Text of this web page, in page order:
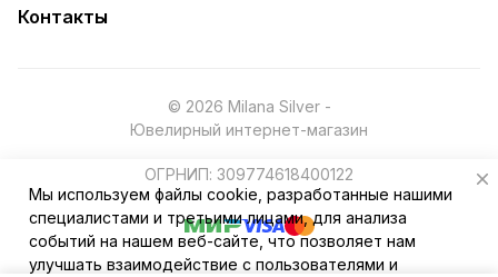
Контакты
© 2026 Milana Silver -
Ювелирный интернет-магазин
ОГРНИП: 309774618400122
Мы используем файлы cookie, разработанные нашими
специалистами и третьими лицами, для анализа
событий на нашем веб-сайте, что позволяет нам
улучшать взаимодействие с пользователями и